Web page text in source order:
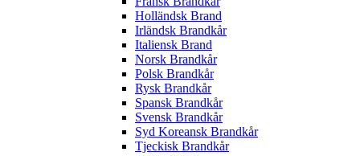
Holländsk Brand
Irländsk Brandkår
Italiensk Brand
Norsk Brandkår
Polsk Brandkår
Rysk Brandkår
Spansk Brandkår
Svensk Brandkår
Syd Koreansk Brandkår
Tjeckisk Brandkår